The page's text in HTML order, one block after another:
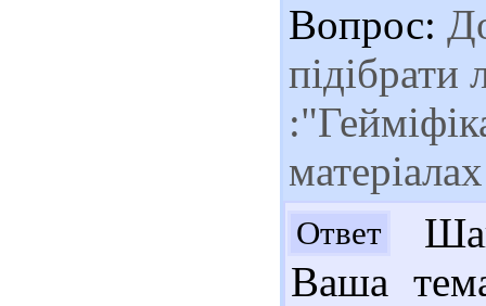
Вопрос:
підібрати
Ответ
Ваша